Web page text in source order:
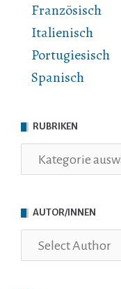
Französisch
Italienisch
Portugiesisch
Spanisch
RUBRIKEN
Rubriken
AUTOR/INNEN